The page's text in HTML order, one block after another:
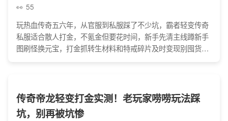
55
玩热血传奇五六年，从官服到私服踩了不少坑，霸者轻变传奇
私服适合散人打金，不氪金但要花时间，新手先清主线蹲新手
图刷怪换元宝，打金抓转生材料和特戒碎片及时变现别囤货，
传奇帝龙轻变打金实测！老玩家唠唠玩法踩
坑，别再被坑惨